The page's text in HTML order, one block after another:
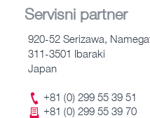
Servisni partner
920-52 Serizawa,
311-3501 Ibaraki
Japan
+81 (0) 299 55 39 51
+81 (0) 299 55 39 70